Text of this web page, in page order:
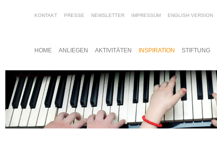
HOME ANLIEGEN AKTIVITÄTEN INSPIRATION STIFTUNG
KONTAKT PRESSE NEWSLETTER IMPRESSUM ENGLISH VERSION